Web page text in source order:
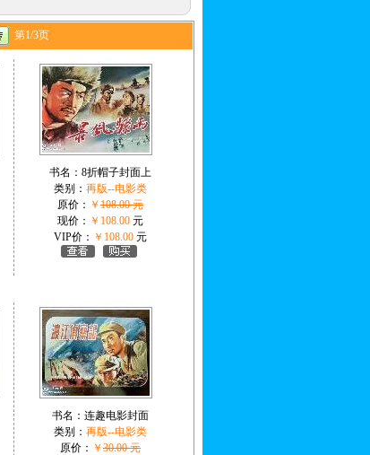
第1/3页
书名： 8折帽子封面上
类别： 再版--电影类
原价： ￥ 108.00 元
现价： ￥108.00 元
VIP价： ￥108.00 元
书名： 连趣电影封面
类别： 再版--电影类
原价： ￥ 30.00 元